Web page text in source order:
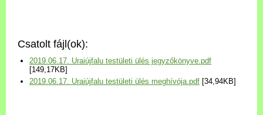
Választási információk
Versenyképes Járások
Csatolt fájl(ok):
2019.06.17. Uraiújfalu testületi ülés jegyzőkönyve.pdf
[149,17KB]
2019.06.17. Uraiújfalu testületi ülés meghívója.pdf [34,94KB]